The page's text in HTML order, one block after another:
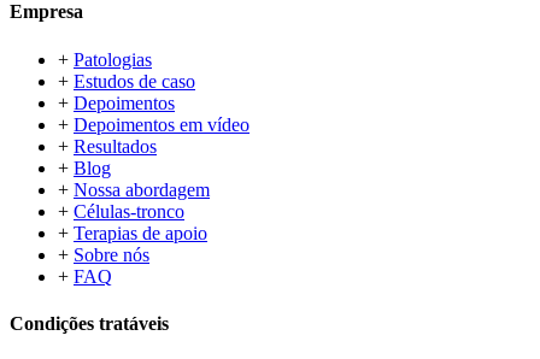
Empresa
+ Patologias
+ Estudos de caso
+ Depoimentos
+ Depoimentos em vídeo
+ Resultados
+ Blog
+ Nossa abordagem
+ Células-tronco
+ Terapias de apoio
+ Sobre nós
+ FAQ
Condições tratáveis